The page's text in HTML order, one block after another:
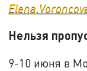
Нельзя
9-10 июня в